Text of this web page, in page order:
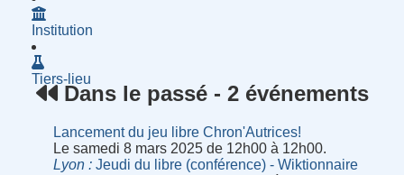
Institution
Tiers-lieu
Dans le passé - 2 événements
Lancement du jeu libre Chron'Autrices!
Le samedi 8 mars 2025 de 12h00 à 12h00.
Lyon
Jeudi du libre (conférence) - Wiktionnaire